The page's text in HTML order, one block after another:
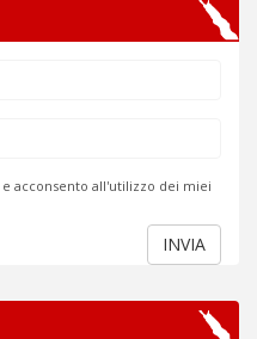
e acconsento all'utilizzo dei miei
INVIA